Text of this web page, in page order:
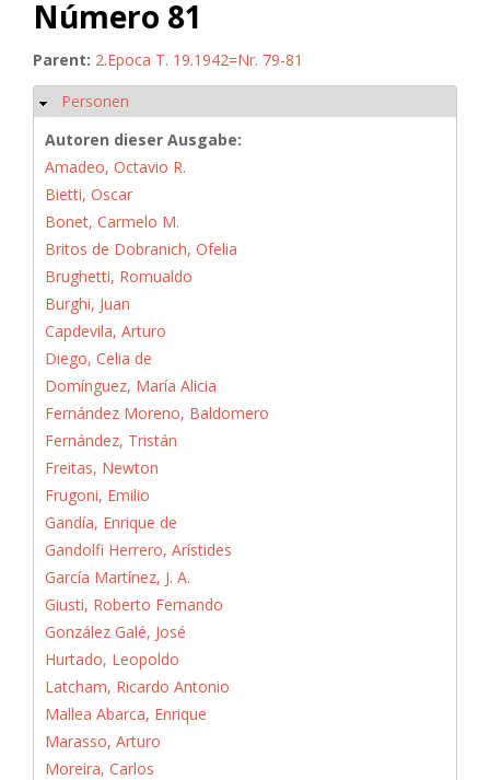
Número 81
Parent: 2.Epoca T. 19.1942=Nr. 79-81
Hide
Personen
Autoren dieser Ausgabe:
Amadeo, Octavio R.
Bietti, Oscar
Bonet, Carmelo M.
Britos de Dobranich, Ofelia
Brughetti, Romualdo
Burghi, Juan
Capdevila, Arturo
Diego, Celia de
Domínguez, María Alicia
Fernández Moreno, Baldomero
Fernández, Tristán
Freitas, Newton
Frugoni, Emilio
Gandía, Enrique de
Gandolfi Herrero, Arístides
García Martínez, J. A.
Giusti, Roberto Fernando
González Galé, José
Hurtado, Leopoldo
Latcham, Ricardo Antonio
Mallea Abarca, Enrique
Marasso, Arturo
Moreira, Carlos